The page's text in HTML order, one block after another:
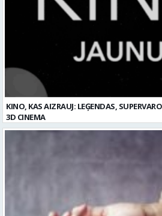
KINO, KAS AIZRAUJ: LEĢENDAS,
3D CINEMA